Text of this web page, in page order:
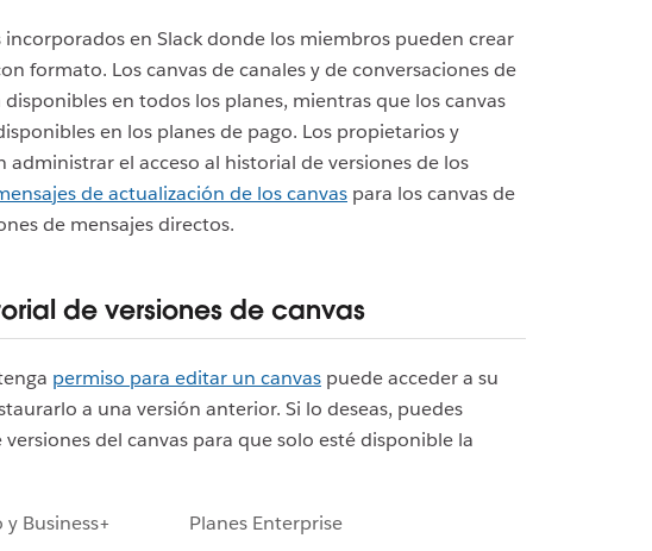
incorporados en Slack donde los miembros pueden crear
formato. Los canvas de canales y de conversaciones de
en todos los planes, mientras que los canvas
en los planes de pago. Los propietarios y
el acceso al historial de versiones de los
de actualización de los canvas para los canvas de
de mensajes directos.
de versiones de canvas
permiso para editar un canvas puede acceder a su
a una versión anterior. Si lo deseas, puedes
del canvas para que solo esté disponible la
Business+ Planes Enterprise